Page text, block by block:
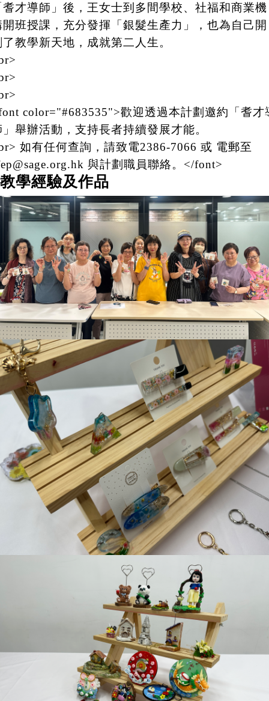
耆才導師」後，王女士到多間學校、社福和商業機
開班授課，充分發揮「銀髮生產力」，也為自己開
了教學新天地，成就第二人生。
color="#683535">歡迎透過本計劃邀約「耆才
」舉辦活動，支持長者持續發展才能。
如有任何查詢，請致電2386-7066 或 電郵至
與計劃職員聯絡。</font>
教學經驗及作品